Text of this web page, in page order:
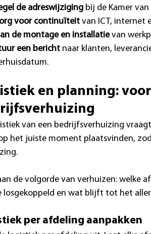
de adreswijziging bij de Kamer
voor continuïteit van ICT, internet
de montage en installatie van
een bericht naar klanten,
en planning:
van een bedrijfsverhuizing
het juiste moment plaatsvinden,
de volgorde van verhuizen: welke
losgekoppeld en wat blijft tot het
per afdeling aanpakken